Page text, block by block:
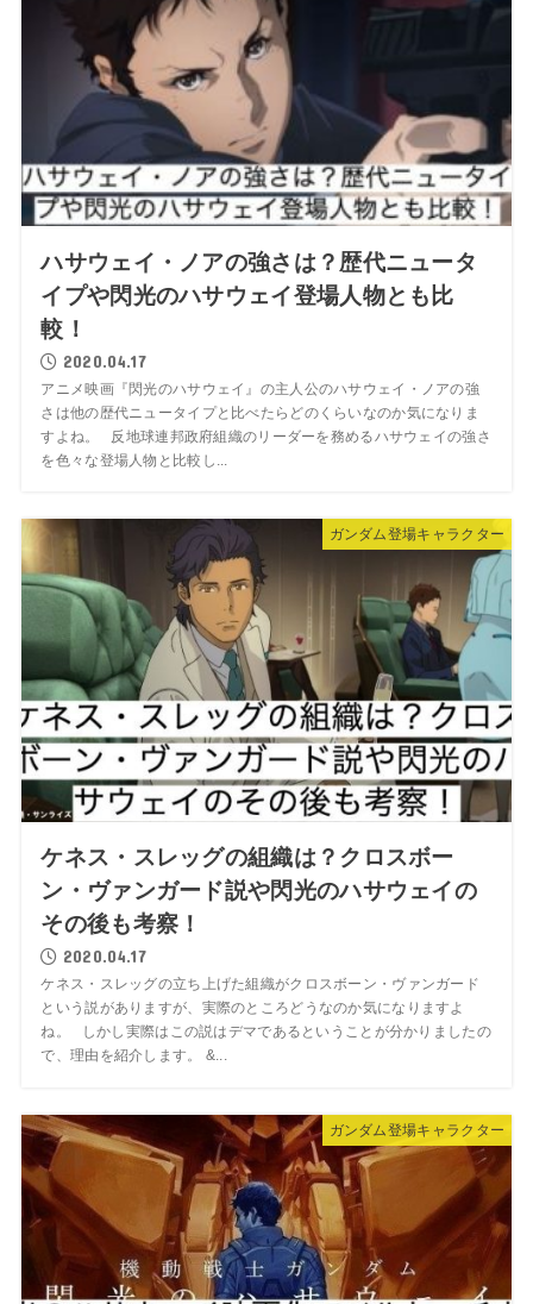
ハサウェイ・ノアの強さは？歴代ニュータ
イプや閃光のハサウェイ登場人物とも比
較！
2020.04.17
アニメ映画『閃光のハサウェイ』の主人公のハサウェイ・ノアの強
さは他の歴代ニュータイプと比べたらどのくらいなのか気になりま
すよね。 反地球連邦政府組織のリーダーを務めるハサウェイの強さ
を色々な登場人物と比較し...
ガンダム登場キャラクター
ケネス・スレッグの組織は？クロスボー
ン・ヴァンガード説や閃光のハサウェイの
その後も考察！
2020.04.17
ケネス・スレッグの立ち上げた組織がクロスボーン・ヴァンガード
という説がありますが、実際のところどうなのか気になりますよ
ね。 しかし実際はこの説はデマであるということが分かりましたの
で、理由を紹介します。 &...
ガンダム登場キャラクター